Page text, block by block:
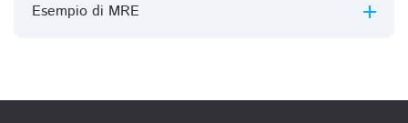
Esempio di MRE